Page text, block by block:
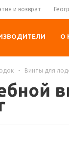
и возврат
О
- Винты для